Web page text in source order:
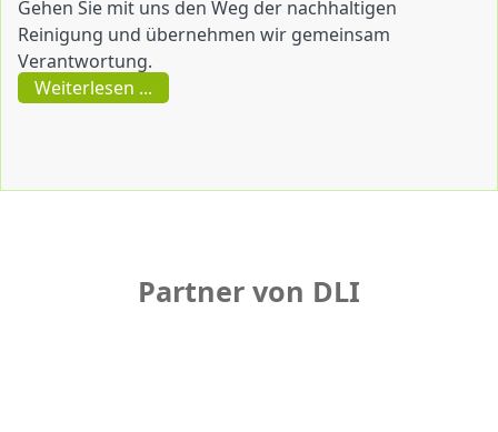
Gehen Sie mit uns den Weg der nachhaltigen
Reinigung und übernehmen wir gemeinsam
Verantwortung.
Weiterlesen ...
Partner von DLI